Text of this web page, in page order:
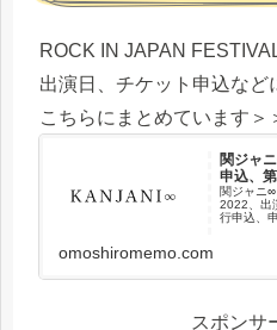
ROCK IN JAPAN
出演日、チケット申込など
こちらにまとめています＞
関ジャ
申込、
関ジャニ
2022、出
行申込、
omoshiromemo.com
スポンサ